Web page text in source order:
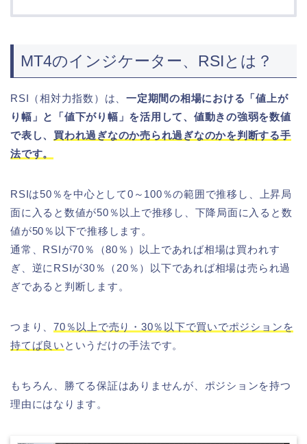
MT4のインジケーター、RSIとは？
RSI（相対力指数）は、一定期間の相場における「値上が
り幅」と「値下がり幅」を活用して、値動きの強弱を数値
で表し、 買われ過ぎなのか売られ過ぎなのかを判断する手
法です。
RSIは50％を中心として0～100％の範囲で推移し、上昇局
面に入ると数値が50％以上で推移し、下降局面に入ると数
値が50％以下で推移します。
通常、RSIが70％（80％）以上であれば相場は買われす
ぎ、逆にRSIが30％（20％）以下であれば相場は売られ過
ぎであると判断します。
つまり、70％以上で売り・30％以下で買いでポジションを
持てば良い というだけの手法です。
もちろん、勝てる保証はありませんが、ポジションを持つ
理由にはなります。